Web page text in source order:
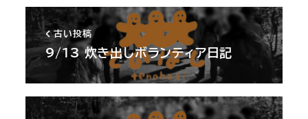
古い投稿
9/13 炊き出しボランティア日記